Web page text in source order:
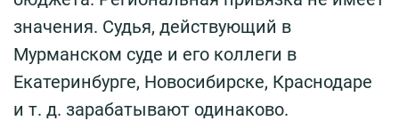
значения. Судья, действующий в
Мурманском суде и его коллеги в
Екатеринбурге, Новосибирске, Краснодаре
и т. д. зарабатывают одинаково.